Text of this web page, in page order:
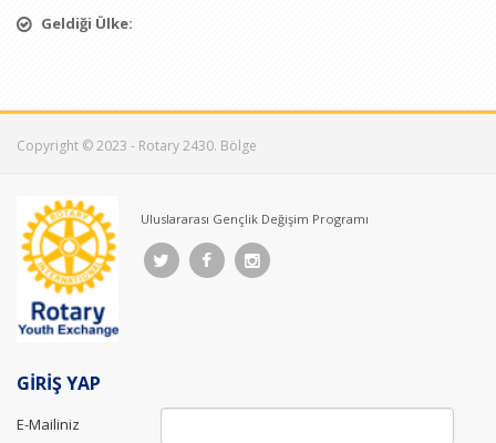
Geldiği Ülke:
Copyright © 2023 - Rotary 2430. Bölge
Uluslararası Gençlik Değişim Programı
GİRİŞ YAP
E-Mailiniz